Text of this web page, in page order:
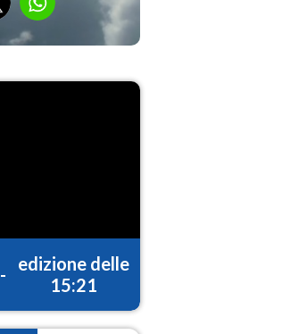
-
edizione delle
15:21